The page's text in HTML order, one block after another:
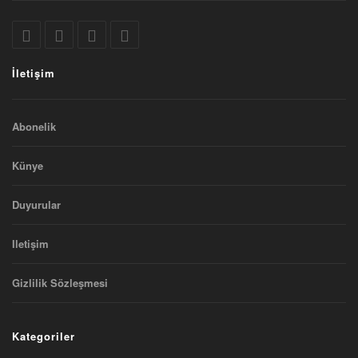
İletişim
Abonelik
Künye
Duyurular
Iletişim
Gizlilik Sözleşmesi
Kategoriler